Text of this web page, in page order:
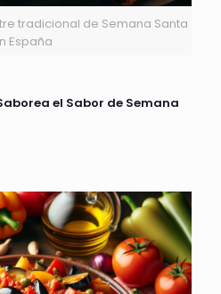
tradicional de Semana Santa
España
el Sabor de Semana